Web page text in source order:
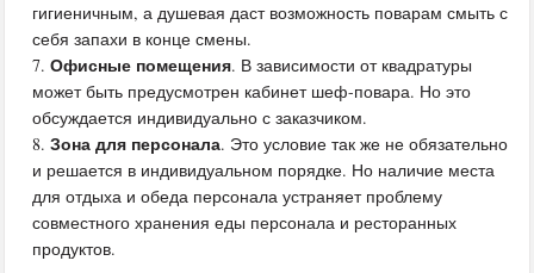
гигиеничным, а душевая даст возможность поварам смыть с
себя запахи в конце смены.
Офисные помещения. В зависимости от квадратуры
может быть предусмотрен кабинет шеф-повара. Но это
обсуждается индивидуально с заказчиком.
Зона для персонала. Это условие так же не обязательно
и решается в индивидуальном порядке. Но наличие места
для отдыха и обеда персонала устраняет проблему
совместного хранения еды персонала и ресторанных
продуктов.